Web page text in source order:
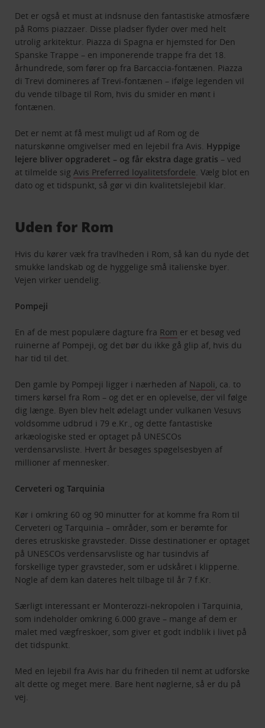
Det er også et must at indsnuse den fantastiske atmosfære
på Roms piazzaer. Disse pladser flyder over med helt
utrolig arkitektur. Piazza di Spagna er hjemsted for Den
Spanske Trappe – en imponerende trappe fra det 18.
århundrede, som fører op fra Barcaccia-fontænen. Piazza
di Trevi domineres af Trevi-fontænen – ifølge legenden vil
du vende tilbage til Rom, hvis du smider en mønt i
fontænen.
Det er nemt at få mest muligt ud af Rom og de
naturskønne omgivelser med en lejebil fra Avis. Hyppige
lejere bliver opgraderet – og får ekstra dage gratis – ved
at tilmelde sigAvis Preferred loyalitetsfordele. Vælg blot en
dato og et tidspunkt, så gør vi din kvalitetslejebil klar.
Uden for Rom
Hvis du kører væk fra travlheden i Rom, så kan du nyde det
smukke landskab og de hyggelige små italienske byer.
Vejen virker uendelig.
Pompeji
En af de mest populære dagture fra Rom er et besøg ved
ruinerne af Pompeji, og det bør du ikke gå glip af, hvis du
har tid til det.
Den gamle by Pompeji ligger i nærheden af Napoli, ca. to
timers kørsel fra Rom – og det er en oplevelse, der vil følge
dig længe. Byen blev helt ødelagt under vulkanen Vesuvs
voldsomme udbrud i 79 e.Kr., og dette fantastiske
arkæologiske sted er optaget på UNESCOs
verdensarvsliste. Hvert år besøges spøgelsesbyen af
millioner af mennesker.
Cerveteri og Tarquinia
Kør i omkring 60 og 90 minutter for at komme fra Rom til
Cerveteri og Tarquinia – områder, som er berømte for
deres etruskiske gravsteder. Disse destinationer er optaget
på UNESCOs verdensarvsliste og har tusindvis af
forskellige typer gravsteder, som er udskåret i klipperne.
Nogle af dem kan dateres helt tilbage til år 7 f.Kr.
Særligt interessant er Monterozzi-nekropolen i Tarquinia,
som indeholder omkring 6.000 grave – mange af dem er
malet med vægfreskoer, som giver et godt indblik i livet på
det tidspunkt.
Med en lejebil fra Avis har du friheden til nemt at udforske
alt dette og meget mere. Bare hent nøglerne, så er du på
vej.